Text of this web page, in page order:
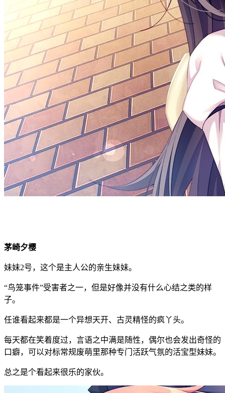
茅崎夕樱
妹妹2号，这个是主人公的亲生妹妹。
“鸟笼事件”受害者之一，但是好像并没有什么心结之类的样
子。
任谁看起来都是一个异想天开、古灵精怪的疯丫头。
每天都在笑着度过，言语之中满是随性，偶尔也会发出奇怪的
口癖，可以对标常规废萌里那种专门活跃气氛的活宝型妹妹。
总之是个看起来很乐的家伙。